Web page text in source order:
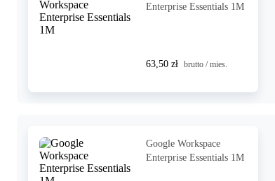
Enterprise Essentials 1M
63,50 zł brutto / mies.
Google Workspace
Enterprise Essentials 1M